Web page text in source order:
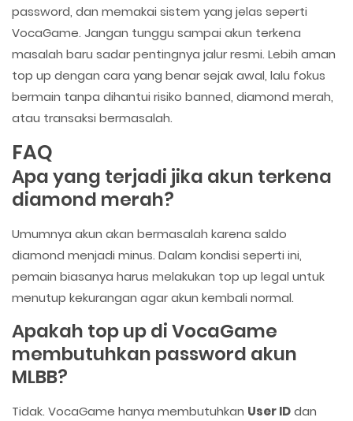
password, dan memakai sistem yang jelas seperti
VocaGame. Jangan tunggu sampai akun terkena
masalah baru sadar pentingnya jalur resmi. Lebih aman
top up dengan cara yang benar sejak awal, lalu fokus
bermain tanpa dihantui risiko banned, diamond merah,
atau transaksi bermasalah.
FAQ
Apa yang terjadi jika akun terkena
diamond merah?
Umumnya akun akan bermasalah karena saldo
diamond menjadi minus. Dalam kondisi seperti ini,
pemain biasanya harus melakukan top up legal untuk
menutup kekurangan agar akun kembali normal.
Apakah top up di VocaGame
membutuhkan password akun
MLBB?
Tidak. VocaGame hanya membutuhkan User IDdan